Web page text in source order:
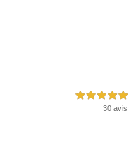
5,0 étoiles sur 5
30 avis